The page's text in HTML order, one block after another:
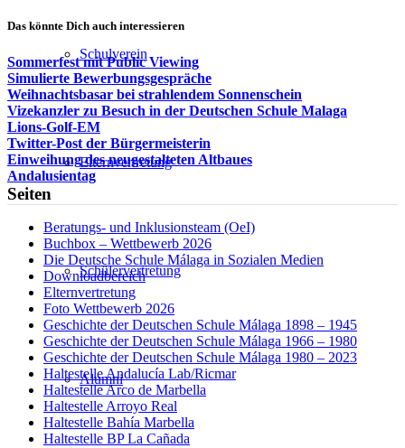
Schulverein
Elternvertretung
Schülervertretung
Alumni
Das könnte Dich auch interessieren
Sommerfest mit Public Viewing
Simulierte Bewerbungsgespräche
Weihnachtsbasar bei strahlendem Sonnenschein
Vizekanzler zu Besuch in der Deutschen Schule Malaga
Lions-Golf-EM
Twitter-Post der Bürgermeisterin
Einweihung des neugestalteten Altbaues
Andalusientag
Seiten
Beratungs- und Inklusionsteam (OeI)
Buchbox – Wettbewerb 2026
Die Deutsche Schule Málaga in Sozialen Medien
Downloadbereich
Elternvertretung
Foto Wettbewerb 2026
Geschichte der Deutschen Schule Málaga 1898 – 1945
Geschichte der Deutschen Schule Málaga 1966 – 1980
Geschichte der Deutschen Schule Málaga 1980 – 2023
Haltestelle Andalucía Lab/Ricmar
Haltestelle Arco de Marbella
Haltestelle Arroyo Real
Haltestelle Bahía Marbella
Haltestelle BP La Cañada